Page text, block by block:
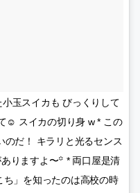
玉スイカも びっくりして
☺︎ スイカの切り身 w * この
のだ！ キラリと光るセンス
りますよ〜꙳ * 両口屋是清
ち」を知ったのは高校の時